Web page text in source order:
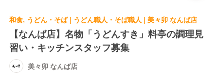
和食, うどん・そば | うどん職人・そば職人 | 美々卯 なんば店
【なんば店】名物「うどんすき」料亭の調理見
習い・キッチンスタッフ募集
美々卯 なんば店